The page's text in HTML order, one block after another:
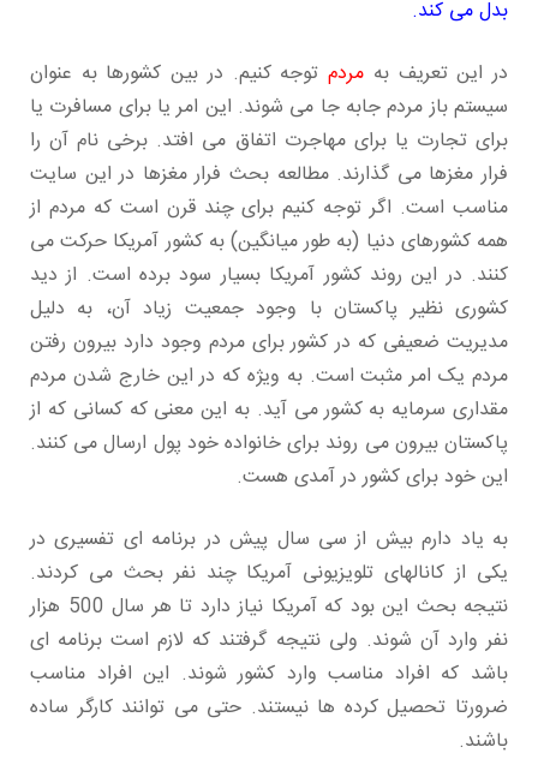
بدل می کند.
در این تعریف به مردمتوجه کنیم. در بین کشورها به عنوان
سیستم باز مردم جابه جا می شوند. این امر یا برای مسافرت یا
برای تجارت یا برای مهاجرت اتفاق می افتد. برخی نام آن را
فرار مغزها می گذارند. مطالعه بحث فرار مغزها در این سایت
مناسب است. اگر توجه کنیم برای چند قرن است که مردم از
همه کشورهای دنیا (به طور میانگین) به کشور آمریکا حرکت می
کنند. در این روند کشور آمریکا بسیار سود برده است. از دید
کشوری نظیر پاکستان با وجود جمعیت زیاد آن، به دلیل
مدیریت ضعیفی که در کشور برای مردم وجود دارد بیرون رفتن
مردم یک امر مثبت است. به ویژه که در این خارج شدن مردم
مقداری سرمایه به کشور می آید. به این معنی که کسانی که از
پاکستان بیرون می روند برای خانواده خود پول ارسال می کنند.
این خود برای کشور در آمدی هست.
به یاد دارم بیش از سی سال پیش در برنامه ای تفسیری در
یکی از کانالهای تلویزیونی آمریکا چند نفر بحث می کردند.
نتیجه بحث این بود که آمریکا نیاز دارد تا هر سال 500 هزار
نفر وارد آن شوند. ولی نتیجه گرفتند که لازم است برنامه ای
باشد که افراد مناسب وارد کشور شوند. این افراد مناسب
ضرورتا تحصیل کرده ها نیستند. حتی می توانند کارگر ساده
باشند.